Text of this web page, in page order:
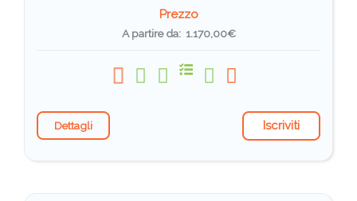
Prezzo
A partire da: 1.170,00€
Dettagli Iscriviti